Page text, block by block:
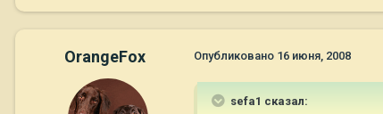
OrangeFox Опубликовано 16 июня, 2008
sefa1 сказал: